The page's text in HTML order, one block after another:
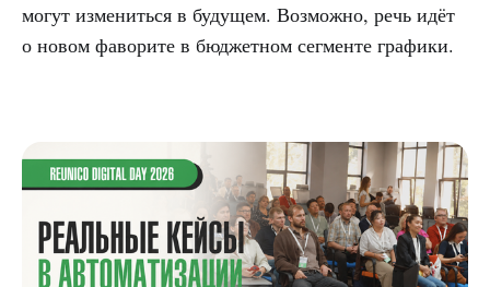
могут измениться в будущем. Возможно, речь идёт
о новом фаворите в бюджетном сегменте графики.